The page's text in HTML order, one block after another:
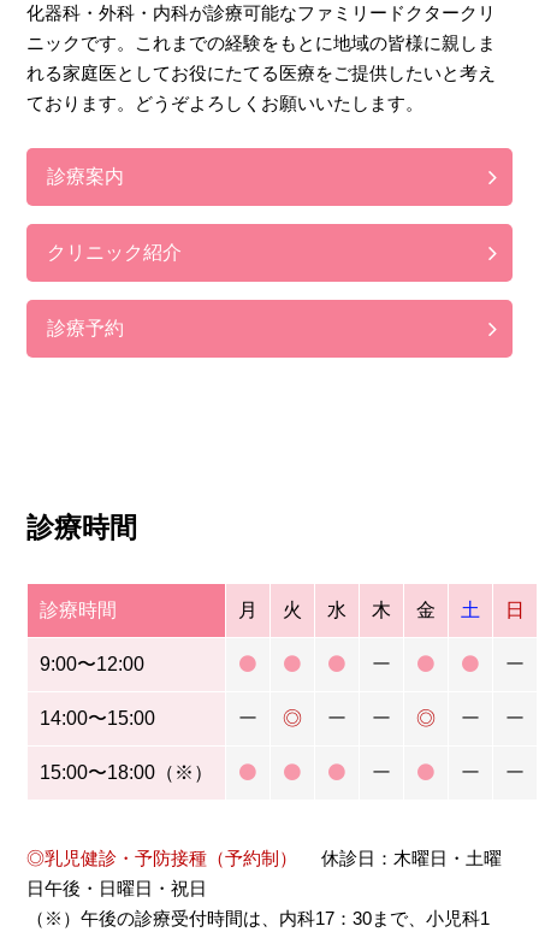
化器科・外科・内科が診療可能なファミリードクタークリ
ニックです。これまでの経験をもとに地域の皆様に親しま
れる家庭医としてお役にたてる医療をご提供したいと考え
ております。どうぞよろしくお願いいたします。
診療案内
クリニック紹介
診療予約
診療時間
診療時間 月 火 水 木 金 土 日
9:00〜12:00 ー ー
14:00〜15:00 ー ◎ ー ー ◎ ー ー
15:00〜18:00（※） ー ー ー
◎乳児健診・予防接種（予約制）
休診日：木曜日・土曜
日午後・日曜日・祝日
（※）午後の診療受付時間は、内科17：30まで、小児科1